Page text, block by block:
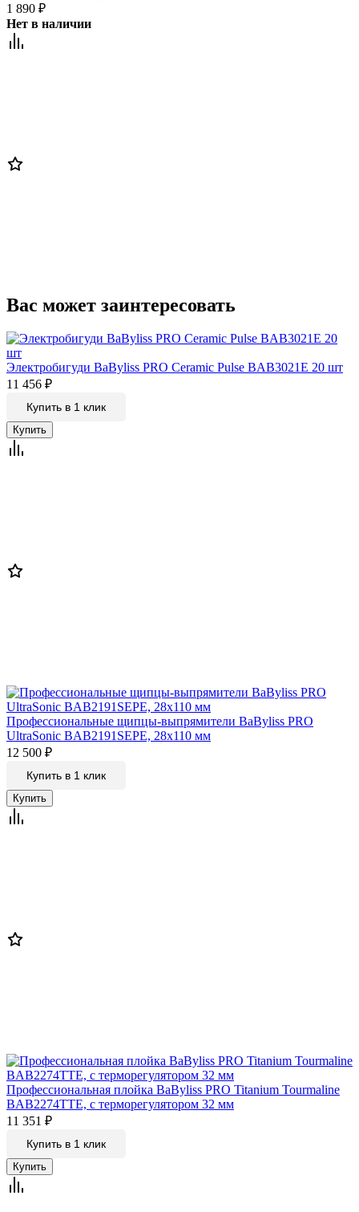
1 890 ₽
Нет в наличии
Вас может заинтересовать
Электробигуди BaByliss PRO Ceramic Pulse BAB3021E 20 шт
11 456 ₽
Купить в 1 клик
Профессиональные щипцы-выпрямители BaByliss PRO
UltraSonic BAB2191SEPE, 28х110 мм
12 500 ₽
Купить в 1 клик
Профессиональная плойка BaByliss PRO Titanium Tourmaline
BAB2274TTE, c терморегулятором 32 мм
11 351 ₽
Купить в 1 клик